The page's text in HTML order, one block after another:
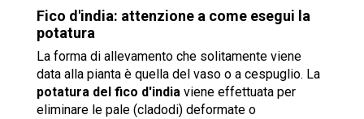
Fico d'india: attenzione a come esegui la
potatura
La forma di allevamento che solitamente viene
data alla pianta è quella del vaso o a cespuglio. La
potatura del fico d'india viene effettuata per
eliminare le pale (cladodi) deformate o